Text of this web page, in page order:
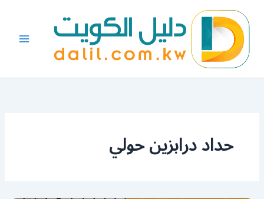
المحتوى
حداد درابزين حولي